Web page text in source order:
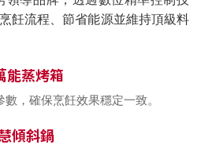
飪流程、節省能源並維持頂級料
能蒸烤箱
，確保烹飪效果穩定一致。
傾斜鍋